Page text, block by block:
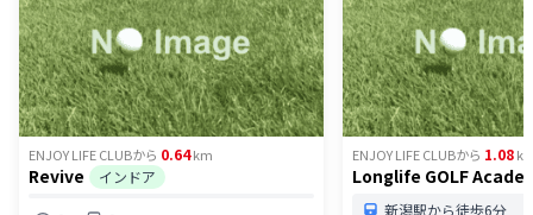
ENJOY LIFE CLUBから 0.64km
Revive インドア
ENJOY LIFE CLUBから 1.08
Longlife GOLF
新潟駅から徒歩6分